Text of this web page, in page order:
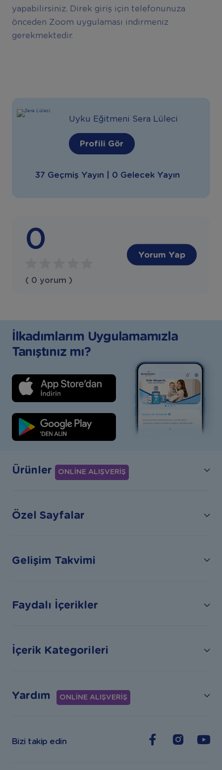
yapabilirsiniz. Direk giriş için telefonunuza
önceden Zoom uygulaması indirmeniz
gerekmektedir.
Uyku Eğitmeni Sera Lüleci
Profili Gör
37 Geçmiş Yayın | 0 Gelecek Yayın
0
( 0 yorum )
Yorum Yap
İlkadımlarım Uygulamamızla
Tanıştınız mı?
Ürünler ONLİNE ALIŞVERİŞ
Özel Sayfalar
Gelişim Takvimi
Faydalı İçerikler
İçerik Kategorileri
Yardım ONLİNE ALIŞVERİŞ
Bizi takip edin